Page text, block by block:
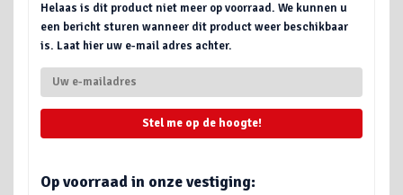
Helaas is dit product niet meer op voorraad. We kunnen u
een bericht sturen wanneer dit product weer beschikbaar
is. Laat hier uw e-mail adres achter.
Stel me op de hoogte!
Op voorraad in onze vestiging: